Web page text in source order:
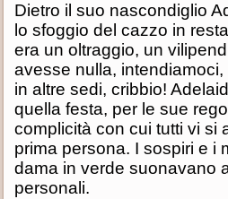
Dietro il suo nascondiglio
lo sfoggio del cazzo in
era un oltraggio, un
avesse nulla,
in altre sedi, cribbio!
quella festa, per le sue
complicità con cui tutti vi si
prima persona. I sospiri e i
dama in verde suonavano
personali.